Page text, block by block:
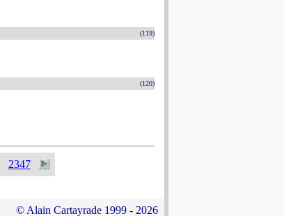
(119)
(120)
2347
© Alain Cartayrade 1999 - 2026